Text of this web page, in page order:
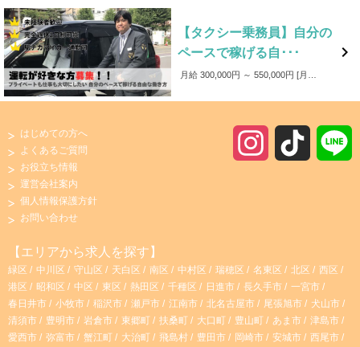
【タクシー乗務員】自分の
ペースで稼げる自･･･
月給 300,000円 ～ 550,000円 月給＋成果給あり 【賞与あり】 年3回 【成果給あり】 売上に応じて、基本給に加え成果給（売上の42%程度）を支給。 当社はご予約やアプリでの配車が多く、新人のドライバーにも安定してお仕事をお任せできるので、１年目からベテランと同様の給与を得ることができます。 【手当】 皆勤手当・回数手当・家族手当・資格手当・役職手当など 【事故補償】 万が一事故が発生した場合、事故費用は会社が負担します。 【保証給あり】 入社後最大１年間は保証給制度あり！ ※規定がございます 保証給のある期間にお仕事に慣れていただくことや、接客・運転技術向上に集中して取り組んでいただくことが可能です。

a
g
o
k
はじめての方へ
よくあるご質問
お役立ち情報
運営会社案内
個人情報保護方針
お問い合わせ
【エリアから求人を探す】
緑区 中川区 守山区 天白区 南区 中村区 瑞穂区 名東区 北区
西区
港区
昭和区 中区 東区 熱田区 千種区 日進市 長久手市
一宮市
春日井市
小牧市 稲沢市 瀬戸市 江南市 北名古屋市 尾張旭市
犬山市
清須市
豊明市 岩倉市 東郷町 扶桑町 大口町 豊山町 あま市
津島市
愛西市
弥富市 蟹江町 大治町 飛島村 豊田市 岡崎市 安城市
西尾市